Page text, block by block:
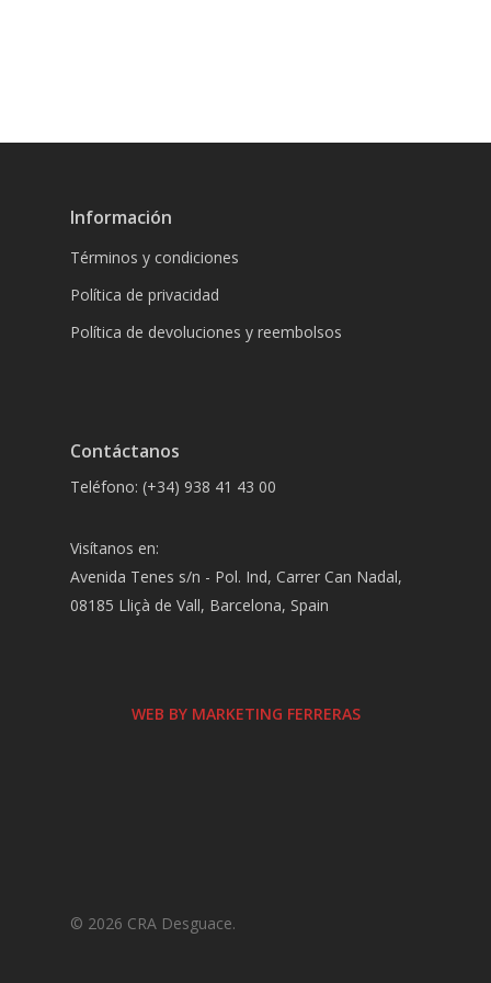
Información
Términos y condiciones
Política de privacidad
Política de devoluciones y reembolsos
Contáctanos
Teléfono: (+34) 938 41 43 00
Visítanos en:
Avenida Tenes s/n - Pol. Ind, Carrer Can Nadal,
08185 Lliçà de Vall, Barcelona, Spain
WEB BY MARKETING FERRERAS
© 2026 CRA Desguace.